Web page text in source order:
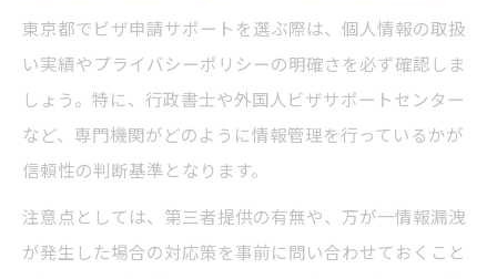
ビザ申請時の機密保持で重視すべき項目
プライバシーポリシーを確認する重要性
第三者提供を防ぐ具体的なチェック方法
管理体制が整ったビザ申請サポートの特徴
本人同意の取り扱いと情報開示のルール
ビザ申請プライバシー不安への具体的な解決策
ビザ申請のプライバシー不安を解消する方
東京都でビザ申請サポートを選ぶ際は、個人情報の取扱
い実績やプライバシーポリシーの明確さを必ず確認しま
しょう。特に、行政書士や外国人ビザサポートセンター
など、専門機関がどのように情報管理を行っているかが
信頼性の判断基準となります。
注意点としては、第三者提供の有無や、万が一情報漏洩
が発生した場合の対応策を事前に問い合わせておくこと